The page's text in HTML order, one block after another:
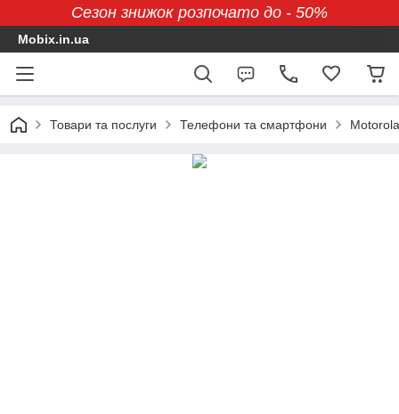
Сезон знижок розпочато до - 50%
Mobix.in.ua
Товари та послуги Телефони та смартфони Motorola